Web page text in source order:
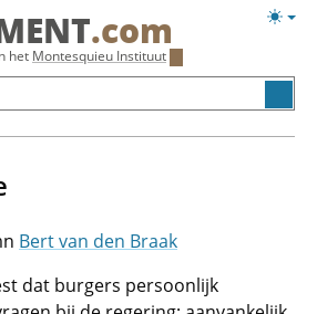
.com
het Montesquieu Instituut
Bert van den Braak
dat burgers persoonlijk